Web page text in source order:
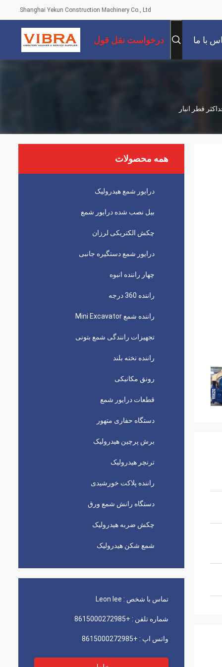
Shanghai Yekun Construction Machinery Co., Ltd.
با ما درخواست نقل قول
همه محصولات
درایور شمع هیدرولیک
بیل نصب شده درایور شمع
چکش الکتریکی لرزان
درایور شمع دستگیره جانبی
چهار راننده انبوه
راننده 360 درجه
راننده شمع Mini Excavator
تجهیزات رانندگی شمع بتونی
راننده تخته بلند
رونق مکانیکی
قطعات درایور شمع
دستگاه حفاری متهور
برش پرچین هیدرولیک
ترنچر هیدرولیک
راننده پلاکت خورشیدی
دستگاه رانش شمع ورق
چکش ضربه هیدرولیک
شمع شکن هیدرولیک
تماس با شخص : Leon lee
شماره تلفن : +8615000272985
واتس اپ : +8615000272985